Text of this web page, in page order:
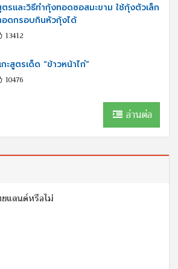
รและวิธีทำกุ้งทอดซอสมะขาม ใช้กุ้งตัวเล็ก
อดกรอบกินหัวกุ้งได้
13412
ะสูตรเด็ด “ข้าวหน้าไก่”
10476
อ่านต่อ
ยแลนด์หรือไม่